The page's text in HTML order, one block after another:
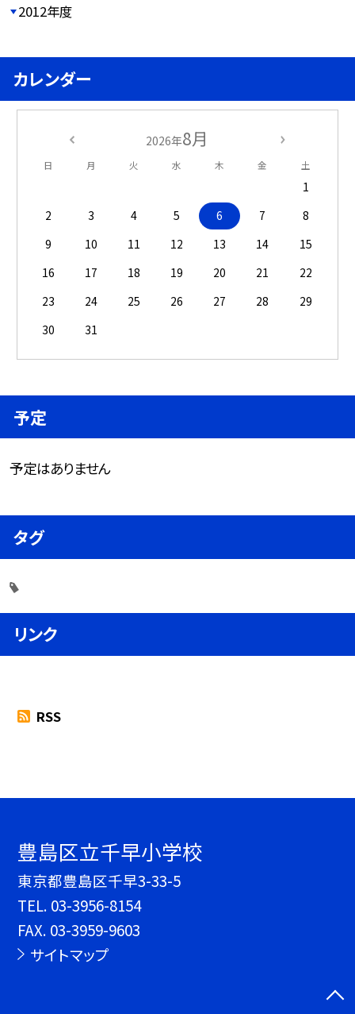
2012年度
カレンダー
2026年8月
日 月 火 水 木 金 土
1
2
3 4 5 6 7
8
9
10 11 12 13 14
15
16
17 18 19 20 21
22
23
24 25 26 27 28
29
30
31
予定
予定はありません
タグ
リンク
RSS
豊島区立千早小学校
東京都豊島区千早3-33-5
TEL. 03-3956-8154
FAX. 03-3959-9603
サイトマップ